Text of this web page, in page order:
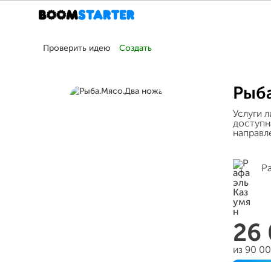
Проверить идею Создать
Услуги
26
из 90